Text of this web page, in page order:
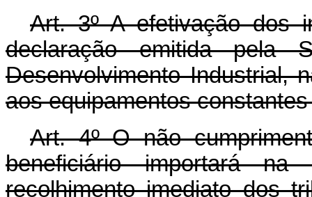
Art. 3º A efetivação dos
declaração emitida pela
Desenvolvimento Industrial,
aos equipamentos
Art. 4º O não
beneficiário importará
recolhimento imediato dos